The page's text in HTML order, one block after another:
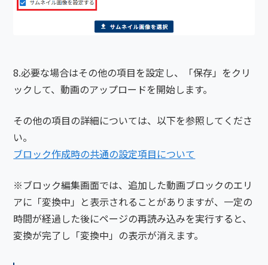
8.必要な場合はその他の項目を設定し、「保存」をクリ
ックして、動画のアップロードを開始します。
その他の項目の詳細については、以下を参照してくださ
い。
ブロック作成時の共通の設定項目について
※ブロック編集画面では、追加した動画ブロックのエリ
アに「変換中」と表示されることがありますが、一定の
時間が経過した後にページの再読み込みを実行すると、
変換が完了し「変換中」の表示が消えます。